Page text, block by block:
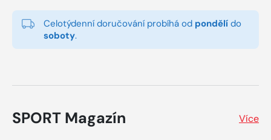
Celotýdenní doručování probíhá od pondělí do
soboty.
SPORT Magazín Více